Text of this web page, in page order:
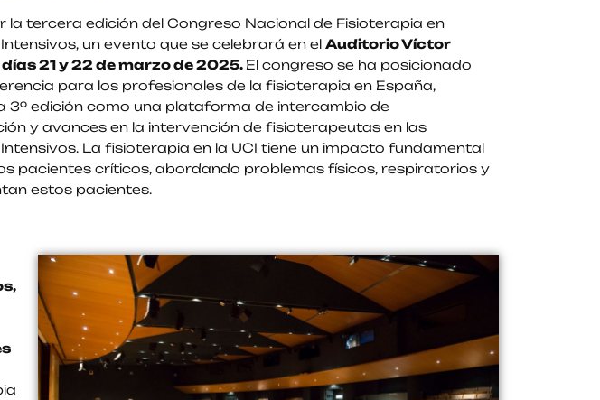
la tercera edición del Congreso Nacional de Fisioterapia en
un evento que se celebrará en el Auditorio Víctor
21 y 22 de marzo de 2025. El congreso se ha posicionado
para los profesionales de la fisioterapia en España,
3º edición como una plataforma de intercambio de
y avances en la intervención de fisioterapeutas en las
La fisioterapia en la UCI tiene un impacto fundamental
pacientes críticos, abordando problemas físicos, respiratorios y
estos pacientes.